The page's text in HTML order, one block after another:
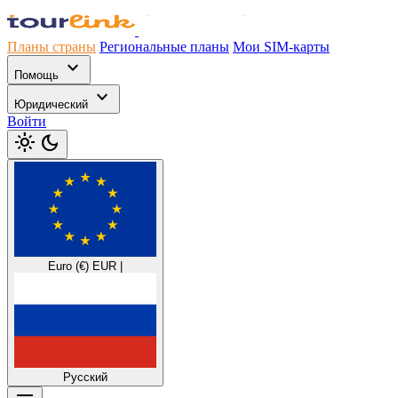
Планы страны Региональные планы Мои SIM-карты
Помощь expand_more
Юридический expand_more
Войти
light_mode dark_mode
Euro (€) EUR
Русский